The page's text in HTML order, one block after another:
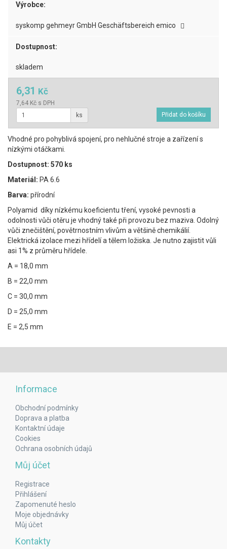
Výrobce:
syskomp gehmeyr GmbH Geschäftsbereich emico
Dostupnost:
skladem
6,31 Kč
7,64 Kč s DPH
ks
Vhodné pro pohyblivá spojení, pro nehlučné stroje a zařízení s
nízkými otáčkami.
Dostupnost: 570 ks
Materiál: PA 6.6
Barva: přírodní
Polyamid díky nízkému koeficientu tření, vysoké pevnosti a
odolnosti vůči otěru je vhodný také při provozu bez maziva. Odolný
vůči znečištění, povětrnostním vlivům a většině chemikálií.
Elektrická izolace mezi hřídelí a tělem ložiska. Je nutno zajistit vůli
asi 1% z průměru hřídele.
A = 18,0 mm
B = 22,0 mm
C = 30,0 mm
D = 25,0 mm
E = 2,5 mm
Informace
Obchodní podmínky
Doprava a platba
Kontaktní údaje
Cookies
Ochrana osobních údajů
Můj účet
Registrace
Přihlášení
Zapomenuté heslo
Moje objednávky
Můj účet
Kontakty